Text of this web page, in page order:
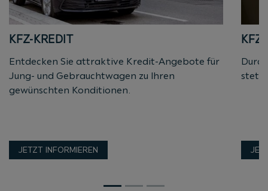
KFZ-KREDIT
Entdecken Sie attraktive Kredit-Angebote für
Jung- und Gebrauchtwagen zu Ihren
gewünschten Konditionen.
JETZT INFORMIEREN
stets